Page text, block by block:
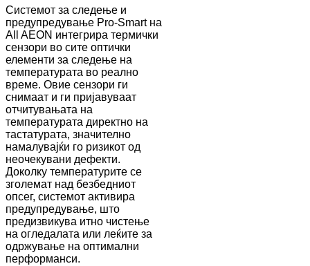
Системот за следење и
предупредување Pro-Smart на
All AEON интегрира термички
сензори во сите оптички
елементи за следење на
температурата во реално
време. Овие сензори ги
снимаат и ги пријавуваат
отчитувањата на
температурата директно на
тастатурата, значително
намалувајќи го ризикот од
неочекувани дефекти.
Доколку температурите се
зголемат над безбедниот
опсег, системот активира
предупредување, што
предизвикува итно чистење
на огледалата или леќите за
одржување на оптимални
перформанси.